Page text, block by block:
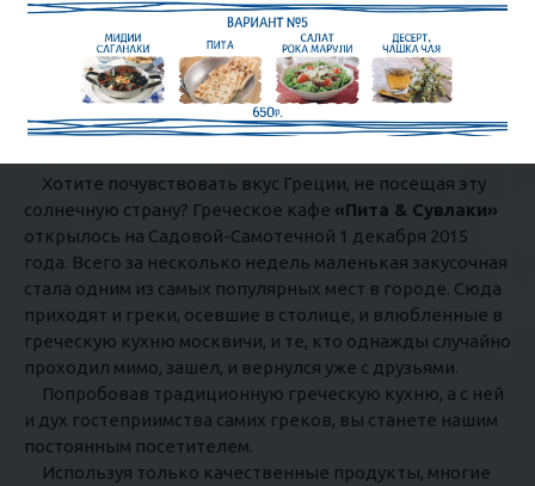
Хотите почувствовать вкус Греции, не посещая эту
солнечную страну? Греческое кафе «Пита & Сувлаки»
открылось на Садовой-Самотечной 1 декабря 2015
года. Всего за несколько недель маленькая закусочная
стала одним из самых популярных мест в городе. Сюда
приходят и греки, осевшие в столице, и влюбленные в
греческую кухню москвичи, и те, кто однажды случайно
проходил мимо, зашел, и вернулся уже с друзьями.
Попробовав традиционную греческую кухню, а с ней
и дух гостеприимства самих греков, вы станете нашим
постоянным посетителем.
Используя только качественные продукты, многие